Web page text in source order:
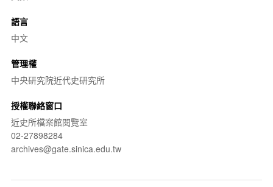
語言
中文
管理權
中央研究院近代史研究所
授權聯絡窗口
近史所檔案館閱覽室
02-27898284
archives@gate.sinica.edu.tw